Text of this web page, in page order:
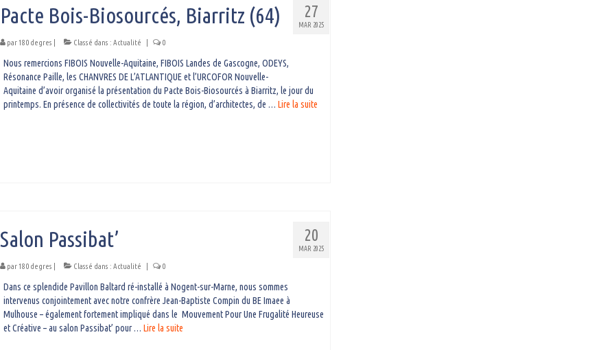
27
MAR 2025
Pacte Bois-Biosourcés, Biarritz (64)
par 180 degres Classé dans : Actualité 0
Nous remercions FIBOIS Nouvelle-Aquitaine, FIBOIS Landes de Gascogne, ODEYS,
Résonance Paille, les CHANVRES DE L’ATLANTIQUE et l’URCOFOR Nouvelle-
Aquitaine d’avoir organisé la présentation du Pacte Bois-Biosourcés à Biarritz, le jour du
printemps. En présence de collectivités de toute la région, d’architectes, de … Lire la suite­­
20
MAR 2025
Salon Passibat’
par 180 degres Classé dans : Actualité 0
Dans ce splendide Pavillon Baltard ré-installé à Nogent-sur-Marne, nous sommes
intervenus conjointement avec notre confrère Jean-Baptiste Compin du BE Imaee à
Mulhouse – également fortement impliqué dans le Mouvement Pour Une Frugalité Heureuse
et Créative – au salon Passibat’ pour … Lire la suite­­